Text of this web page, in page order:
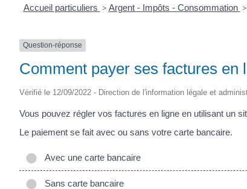
Accueil particuliers > Argent - Impôts - Consommation >
Question-réponse
Comment payer ses factures en
Vérifié le 12/09/2022 - Direction de l'information légale et
Vous pouvez régler vos factures en ligne en utilisant un
Le paiement se fait avec ou sans votre carte bancaire.
Avec une carte bancaire
Sans carte bancaire